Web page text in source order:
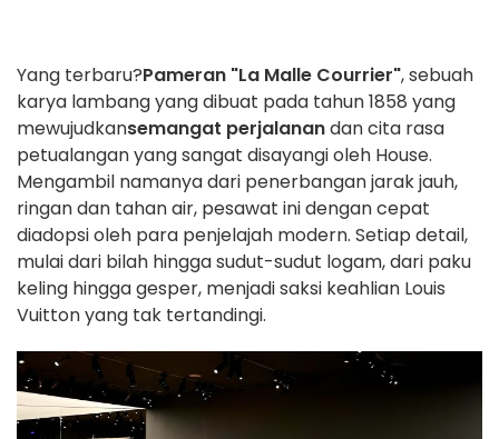
Yang terbaru?Pameran "La Malle Courrier", sebuah
karya lambang yang dibuat pada tahun 1858 yang
mewujudkansemangat perjalanandan cita rasa
petualangan yang sangat disayangi oleh House.
Mengambil namanya dari penerbangan jarak jauh,
ringan dan tahan air, pesawat ini dengan cepat
diadopsi oleh para penjelajah modern. Setiap detail,
mulai dari bilah hingga sudut-sudut logam, dari paku
keling hingga gesper, menjadi saksi keahlian Louis
Vuitton yang tak tertandingi.